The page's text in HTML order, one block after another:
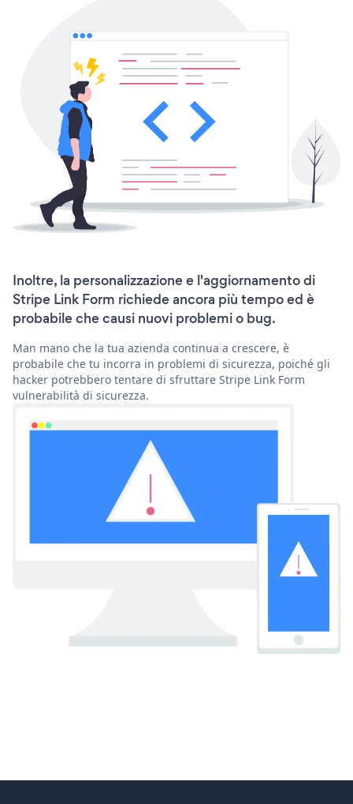
Inoltre, la personalizzazione e l'aggiornamento di
Stripe Link Form richiede ancora più tempo ed è
probabile che causi nuovi problemi o bug.
Man mano che la tua azienda continua a crescere, è
probabile che tu incorra in problemi di sicurezza, poiché gli
hacker potrebbero tentare di sfruttare Stripe Link Form
vulnerabilità di sicurezza.